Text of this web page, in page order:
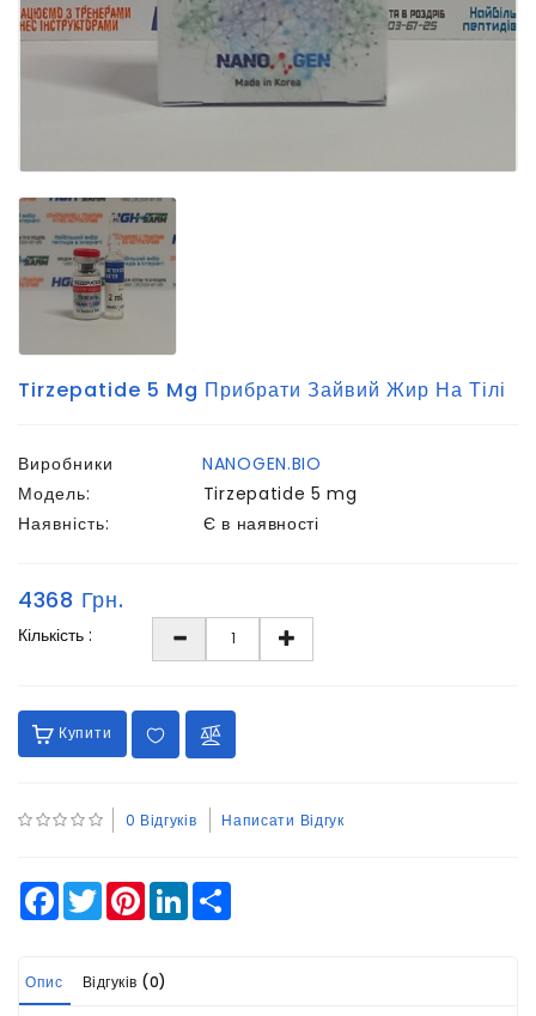
Tirzepatide 5 Mg Прибрати Зайвий Жир На Тілі
Виробники
NANOGEN.BIO
Модель:
Tirzepatide 5 mg
Наявність:
Є в наявності
4368 Грн.
Кількість :
Купити
0 Відгуків Написати Відгук
Facebook
TwitterPinterestLinkedIn
Опис Відгуків (0)